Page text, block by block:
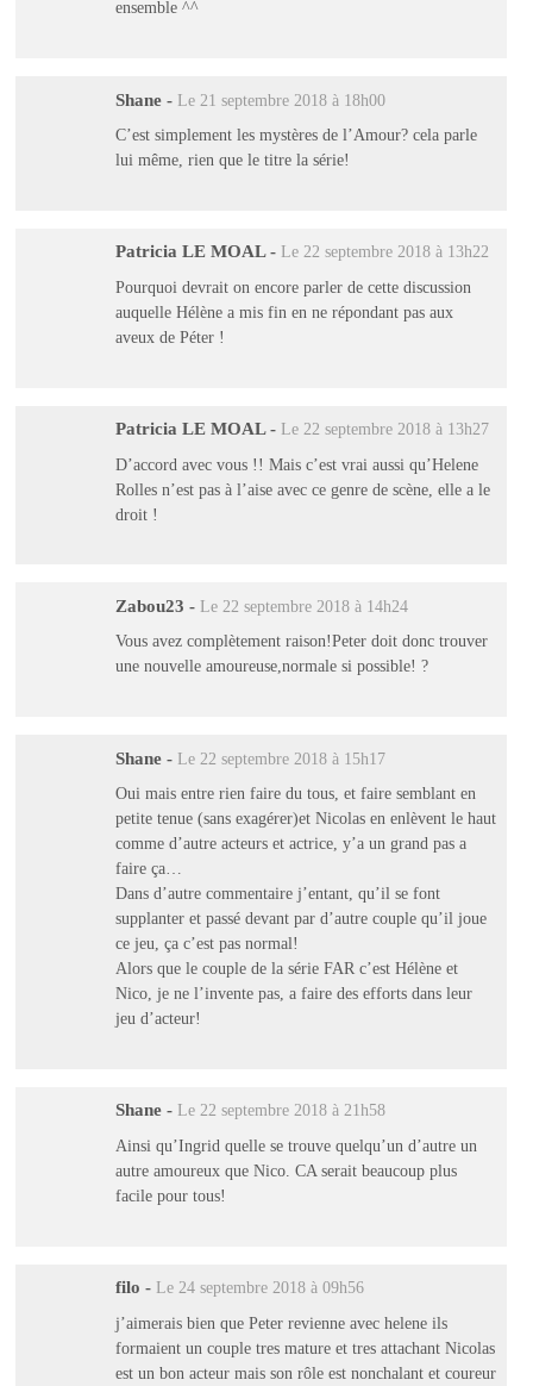
ensemble ^^
Shane - Le 21 septembre 2018 à 18h00
C’est simplement les mystères de l’Amour? cela parle
lui même, rien que le titre la série!
Patricia LE MOAL - Le 22 septembre 2018 à 13h22
Pourquoi devrait on encore parler de cette discussion
auquelle Hélène a mis fin en ne répondant pas aux
aveux de Péter !
Patricia LE MOAL - Le 22 septembre 2018 à 13h27
D’accord avec vous !! Mais c’est vrai aussi qu’Helene
Rolles n’est pas à l’aise avec ce genre de scène, elle a le
droit !
Zabou23 - Le 22 septembre 2018 à 14h24
Vous avez complètement raison!Peter doit donc trouver
une nouvelle amoureuse,normale si possible! ?
Shane - Le 22 septembre 2018 à 15h17
Oui mais entre rien faire du tous, et faire semblant en
petite tenue (sans exagérer)et Nicolas en enlèvent le haut
comme d’autre acteurs et actrice, y’a un grand pas a
faire ça…
Dans d’autre commentaire j’entant, qu’il se font
supplanter et passé devant par d’autre couple qu’il joue
ce jeu, ça c’est pas normal!
Alors que le couple de la série FAR c’est Hélène et
Nico, je ne l’invente pas, a faire des efforts dans leur
jeu d’acteur!
Shane - Le 22 septembre 2018 à 21h58
Ainsi qu’Ingrid quelle se trouve quelqu’un d’autre un
autre amoureux que Nico. CA serait beaucoup plus
facile pour tous!
filo - Le 24 septembre 2018 à 09h56
j’aimerais bien que Peter revienne avec helene ils
formaient un couple tres mature et tres attachant Nicolas
est un bon acteur mais son rôle est nonchalant et coureur